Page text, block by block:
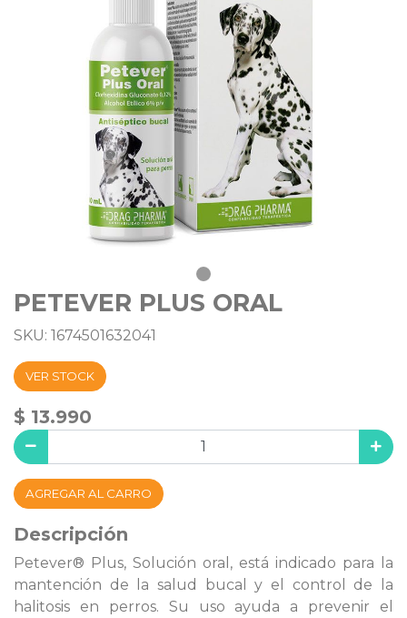
PETEVER PLUS ORAL
SKU: 1674501632041
VER STOCK
$ 13.990
AGREGAR AL CARRO
Descripción
Petever® Plus, Solución oral, está indicado para la
mantención de la salud bucal y el control de la
halitosis en perros. Su uso ayuda a prevenir el